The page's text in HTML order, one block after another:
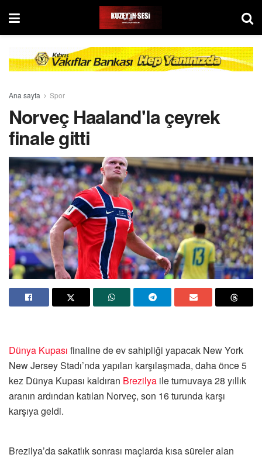
Ana sayfa Spor
Norveç Haaland'la çeyrek
finale gitti
Dünya Kupası finaline de ev sahipliği yapacak New York
New Jersey Stadı’nda yapılan karşılaşmada, daha önce 5
kez Dünya Kupası kaldıran Brezilya ile turnuvaya 28 yıllık
aranın ardından katılan Norveç, son 16 turunda karşı
karşıya geldi.
Brezilya’da sakatlık sonrası maçlarda kısa süreler alan